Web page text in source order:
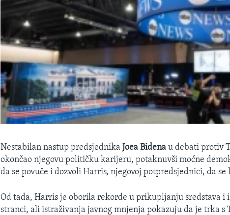
Nestabilan nastup predsjednikaJoea Bidena u debati protiv
okončao njegovu političku karijeru, potaknuvši moćne
da se povuče i dozvoli Harris, njegovoj potpredsjednici, da
Od tada, Harris je oborila rekorde u prikupljanju sredstava i
stranci, ali istraživanja javnog mnjenja pokazuju da je trka s